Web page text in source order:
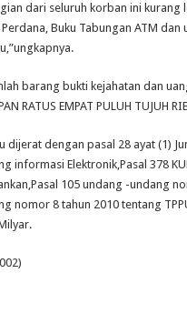
dari seluruh korban ini
Buku Tabungan ATM
barang bukti kejahatan dan
RATUS EMPAT PULUH
dijerat dengan pasal 28 ayat (1)
informasi Elektronik,Pasal 378
105 undang -undang
nomor 8 tahun 2010 tentang